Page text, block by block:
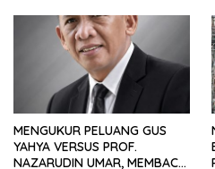
MENGUKUR PELUANG GUS
YAHYA VERSUS PROF.
NAZARUDIN UMAR, MEMBACA